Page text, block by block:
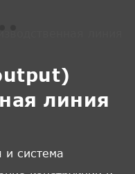
линия
и система